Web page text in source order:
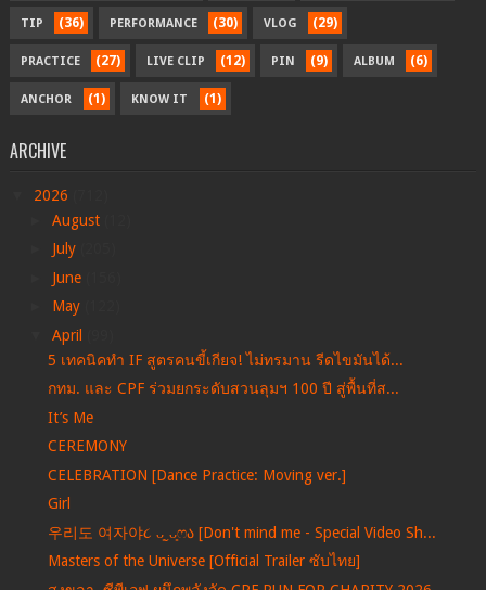
TIP (36) PERFORMANCE (30) VLOG (29)
PRACTICE (27) LIVE CLIP (12) PIN (9) ALBUM (6)
ANCHOR (1) KNOW IT (1)
ARCHIVE
2026
August
July
June
May
April
5 เทคนิคทำ IF สูตรคนขี้เกียจ! ไม่ทรมาน รีดไขมันได้...
กทม. และ CPF ร่วมยกระดับสวนลุมฯ 100 ปี สู่พื้นที่ส...
It’s Me
CEREMONY
CELEBRATION [Dance Practice: Moving ver.]
Girl
우리도 여자야૮ ᴗ͈ˬᴗ͈ෆა [Don't mind me - Special Video Sh...
Masters of the Universe [Official Trailer ซับไทย]